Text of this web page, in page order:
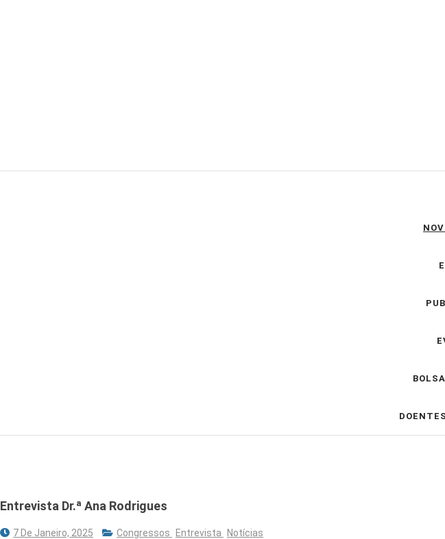
Entrevista Dr.ª Ana Rodrigues
7 De Janeiro, 2025 Congressos Entrevista Notícias